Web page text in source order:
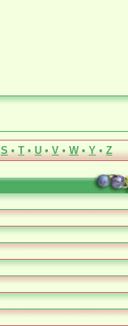
S • T • U • V • W • Y • Z